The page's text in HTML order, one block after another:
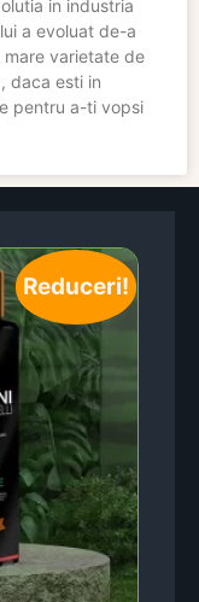
in industria
a evoluat de-a
varietate de
daca esti in
pentru a-ti vopsi
Reduceri!